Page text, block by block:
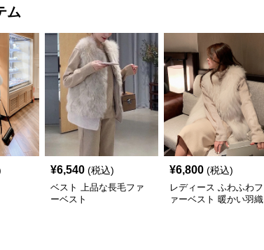
ム
¥6,540 (税込)
ベスト 上品な長毛ファ
ーベスト
¥6,800 (税込)
レディース ふわふわフ
ァーベスト 暖かい羽織